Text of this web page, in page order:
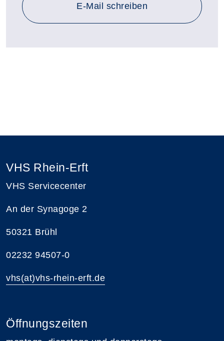
E-Mail schreiben
VHS Rhein-Erft
VHS Servicecenter
An der Synagoge 2
50321 Brühl
02232 94507-0
vhs(at)vhs-rhein-erft.de
Öffnungszeiten